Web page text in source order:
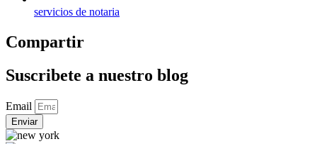
servicios de notaria
Compartir
Suscribete a nuestro blog
Email
Enviar